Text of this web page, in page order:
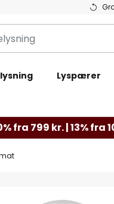
Lyspærer
fra 799 kr. | 13% fra